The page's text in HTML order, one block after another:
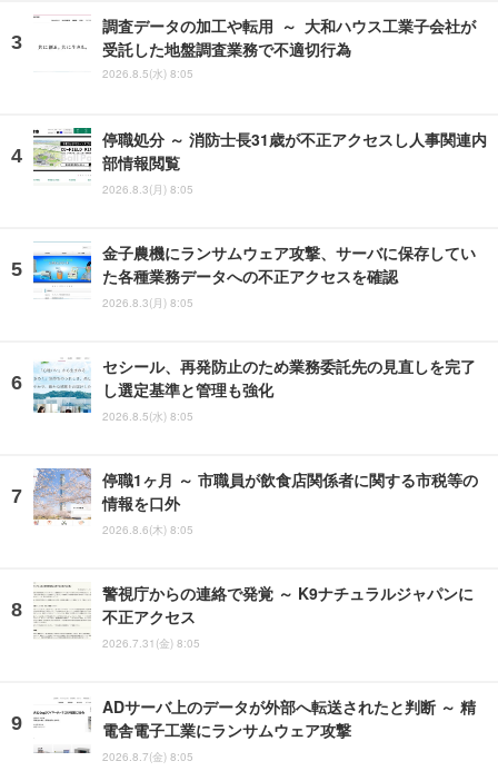
調査データの加工や転用 ～ 大和ハウス工業子会社が
受託した地盤調査業務で不適切行為
2026.8.5(水) 8:05
停職処分 ～ 消防士長31歳が不正アクセスし人事関連内
部情報閲覧
2026.8.3(月) 8:05
金子農機にランサムウェア攻撃、サーバに保存してい
た各種業務データへの不正アクセスを確認
2026.8.3(月) 8:05
セシール、再発防止のため業務委託先の見直しを完了
し選定基準と管理も強化
2026.8.5(水) 8:05
停職1ヶ月 ～ 市職員が飲食店関係者に関する市税等の
情報を口外
2026.8.6(木) 8:05
警視庁からの連絡で発覚 ～ K9ナチュラルジャパンに
不正アクセス
2026.7.31(金) 8:05
ADサーバ上のデータが外部へ転送されたと判断 ～ 精
電舎電子工業にランサムウェア攻撃
2026.8.7(金) 8:05